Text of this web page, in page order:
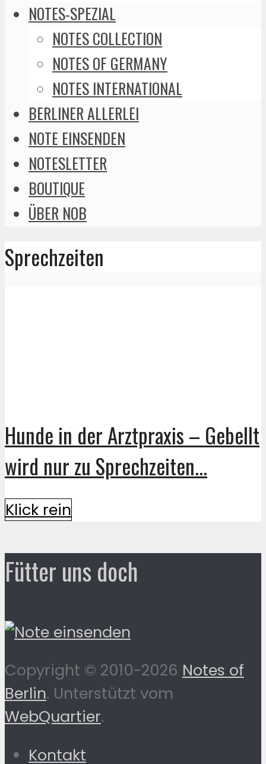
NOTES-SPEZIAL
NOTES COLLECTION
NOTES OF GERMANY
NOTES INTERNATIONAL
BERLINER ALLERLEI
NOTE EINSENDEN
NOTESLETTER
BOUTIQUE
ÜBER NOB
Sprechzeiten
Hunde in der Arztpraxis – Gebellt
wird nur zu Sprechzeiten...
Klick rein
Fütter uns doch
Copyright © 2010-2026 Notes of
Berlin. Unterstützt vom
WebQuartier.
Kontakt